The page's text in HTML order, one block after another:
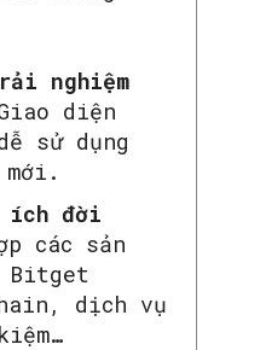
nghiệm
diện
sử dụng
ích đời
các sản
Bitget
dịch vụ